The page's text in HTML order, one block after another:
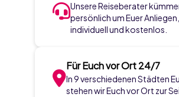
Unsere Reiseberater
persönlich um Euer
individuell und kostenlos.
Für Euch vor Ort 24/7
In 9 verschiedenen Städten
stehen wir Euch vor Ort zur